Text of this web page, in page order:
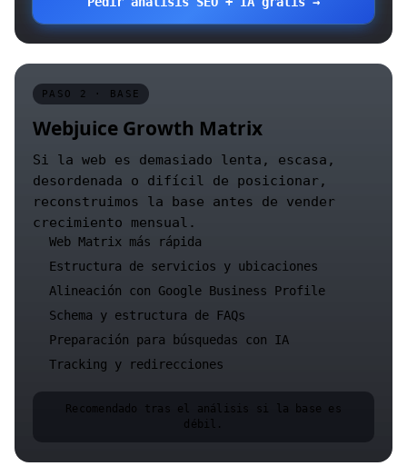
PASO 2 · BASE
Webjuice Growth Matrix
Si la web es demasiado lenta, escasa,
desordenada o difícil de posicionar,
reconstruimos la base antes de vender
crecimiento mensual.
Web Matrix más rápida
Estructura de servicios y ubicaciones
Alineación con Google Business Profile
Schema y estructura de FAQs
Preparación para búsquedas con IA
Tracking y redirecciones
Recomendado tras el análisis si la base es
débil.